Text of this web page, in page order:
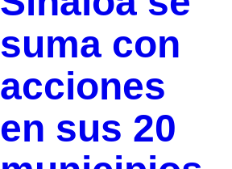
suma con
acciones
en sus 20